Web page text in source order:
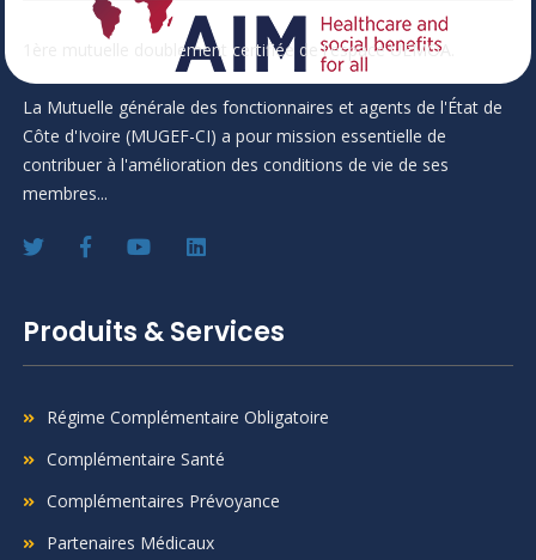
1ère mutuelle doublement certifiée de l'espace UEMOA.
La Mutuelle générale des fonctionnaires et agents de l'État de
Côte d'Ivoire (MUGEF-CI) a pour mission essentielle de
contribuer à l'amélioration des conditions de vie de ses
membres...
Produits & Services
Régime Complémentaire Obligatoire
Complémentaire Santé
Complémentaires Prévoyance
Partenaires Médicaux